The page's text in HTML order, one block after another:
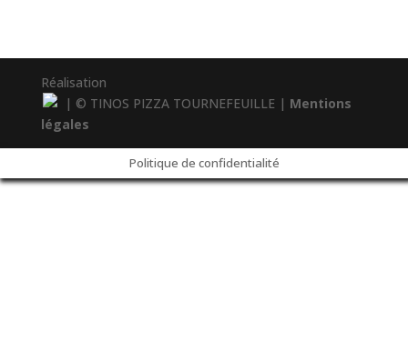
Réalisation
| © TINOS PIZZA TOURNEFEUILLE | Mentions
légales
Politique de confidentialité